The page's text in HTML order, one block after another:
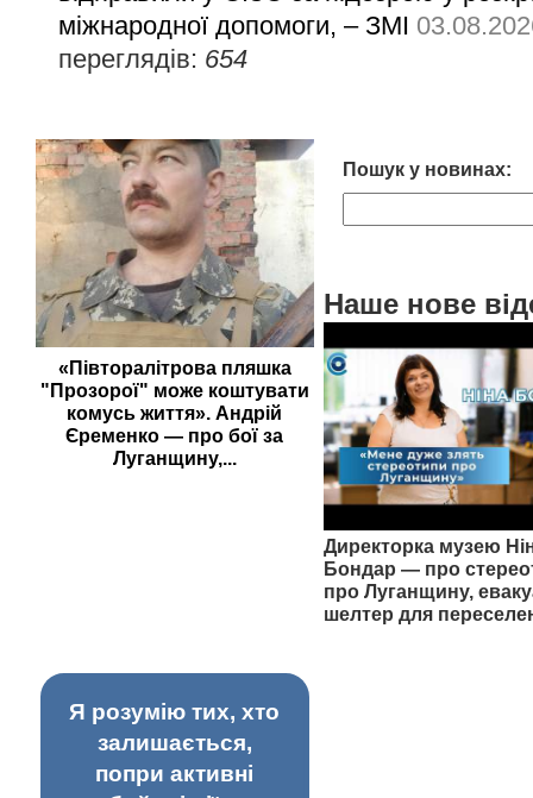
міжнародної допомоги, – ЗМІ
переглядів: 654
«Півторалітрова пляшка
"Прозорої" може коштувати
комусь життя». Андрій
Єременко — про бої за
Луганщину,...
Пошук у новинах:
Наше нове
Директорка музею
Бондар — про
про Луганщину,
шелтер для
Я розумію тих, хто
залишається,
попри активні